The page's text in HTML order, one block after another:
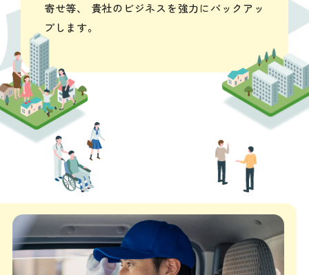
寄せ等、
貴社のビジネスを強力にバックアッ
プします。